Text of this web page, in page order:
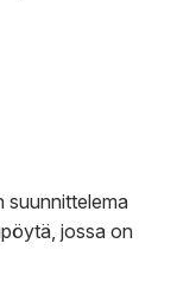
suunnittelema
jossa on